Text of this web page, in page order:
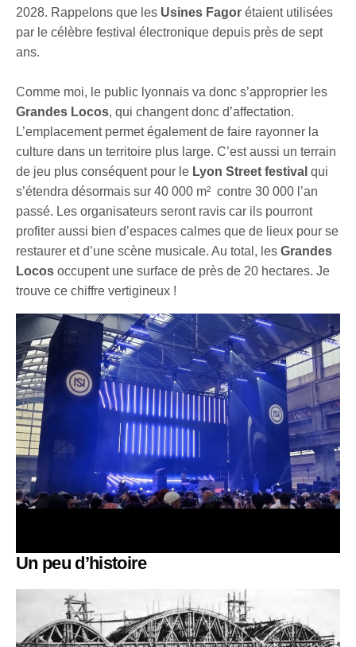
2028. Rappelons que les Usines Fagorétaient utilisées
par le célèbre festival électronique depuis près de sept
ans.
Comme moi, le public lyonnais va donc s’approprier les
Grandes Locos, qui changent donc d’affectation.
L’emplacement permet également de faire rayonner la
culture dans un territoire plus large. C’est aussi un terrain
de jeu plus conséquent pour le Lyon Street festivalqui
s’étendra désormais sur 40 000 m² contre 30 000 l’an
passé. Les organisateurs seront ravis car ils pourront
profiter aussi bien d’espaces calmes que de lieux pour se
restaurer et d’une scène musicale. Au total, les Grandes
Locos occupent une surface de près de 20 hectares. Je
trouve ce chiffre vertigineux !
Un peu d’histoire